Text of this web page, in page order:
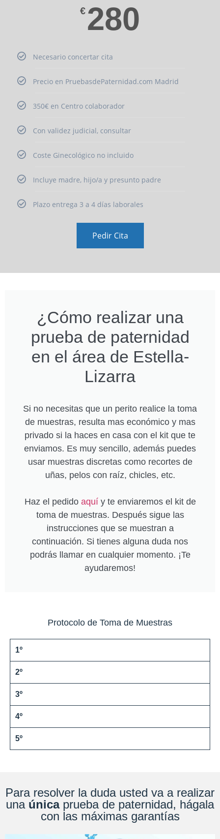
€ 280
Necesario concertar cita
Precio en PruebasdePaternidad.com Madrid
350€ en Centro colaborador
Con validez judicial, consultar
Coste Ginecológico no incluido
Incluye madre, hijo/a y presunto padre
Plazo entrega 3 a 4 días laborales
Pedir Cita
¿Cómo realizar una
prueba de paternidad
en el área de Estella-
Lizarra
Si no necesitas que un perito realice la toma
de muestras, resulta mas económico y mas
privado si la haces en casa con el kit que te
enviamos. Es muy sencillo, además puedes
usar muestras discretas como recortes de
uñas, pelos con raíz, chicles, etc.
Haz el pedido aquíy te enviaremos el kit de
toma de muestras. Después sigue las
instrucciones que se muestran a
continuación. Si tienes alguna duda nos
podrás llamar en cualquier momento. ¡Te
ayudaremos!
Protocolo de Toma de Muestras
1º
2º
3º
4º
5º
Para resolver la duda usted va a realizar
una únicaprueba de paternidad, hágala
con las máximas garantías